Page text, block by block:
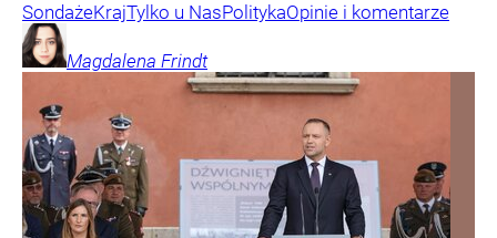
SondażeKrajTylko u NasPolitykaOpinie i komentarze
Magdalena Frindt